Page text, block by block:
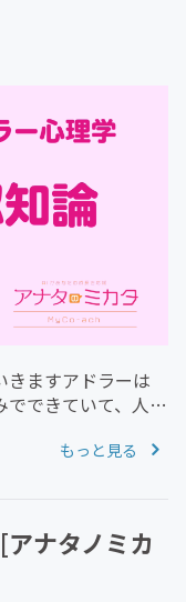
きますアドラーは
でできていて、人生
人の人生がかわっ
もっと見る
ナタノミカ